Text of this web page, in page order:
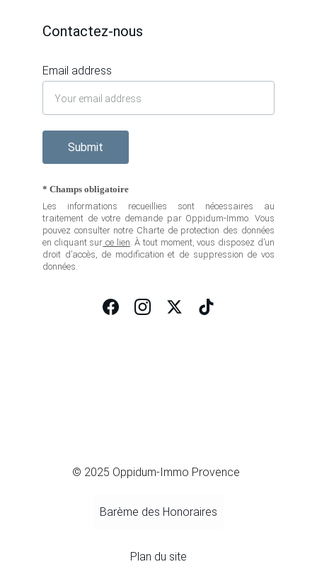
Email address
Submit
Contactez-nous
© 2025 Oppidum-Immo Provence
Barème des Honoraires
Plan du site
* Champs obligatoire
Les informations recueillies sont nécessaires au
traitement de votre demande par Oppidum-Immo. Vous
pouvez consulter notre Charte de protection des données
en cliquant sur ce lien. À tout moment, vous disposez d’un
droit d’accès, de modification et de suppression de vos
données.